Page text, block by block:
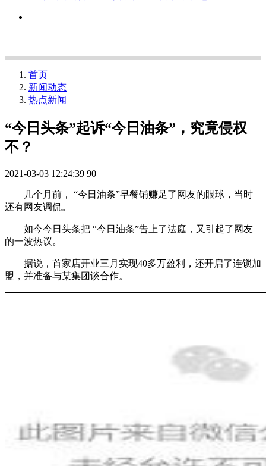
首页
新闻动态
热点新闻
“今日头条”起诉“今日油条”，究竟侵权
不？
2021-03-03 12:24:39 90
几个月前， “今日油条”早餐铺赚足了网友的眼球，当时
还有网友调侃。
如今今日头条把 “今日油条”告上了法庭，又引起了网友
的一波热议。
据说，首家店开业三月实现40多万盈利，还开启了连锁加
盟，并准备与某集团谈合作。